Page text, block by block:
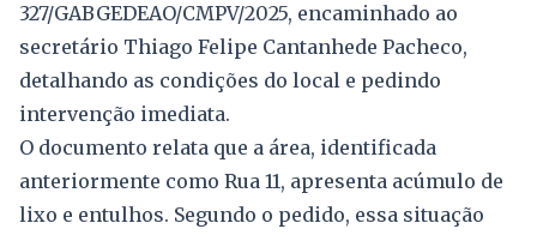
327/GABGEDEAO/CMPV/2025, encaminhado ao
secretário Thiago Felipe Cantanhede Pacheco,
detalhando as condições do local e pedindo
intervenção imediata.
O documento relata que a área, identificada
anteriormente como Rua 11, apresenta acúmulo de
lixo e entulhos. Segundo o pedido, essa situação